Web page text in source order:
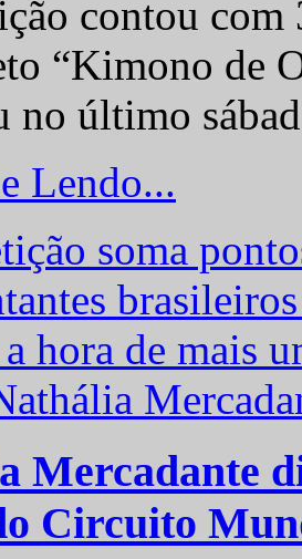
contou com
“Kimono de
no último
Lendo...
Mercadante
Circuito